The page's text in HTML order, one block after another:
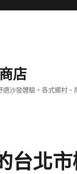
店
沙發體驗。各式鄉村
台北